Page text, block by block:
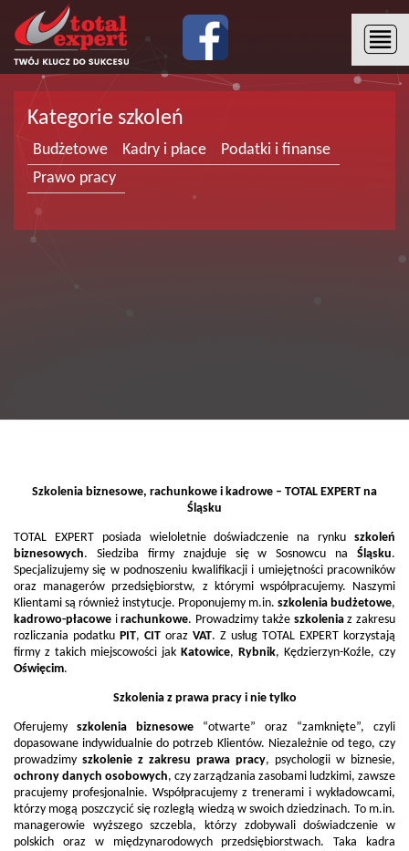
Kategorie szkoleń
Budżetowe Kadry i płace
Podatki i finanse
Prawo pracy
Szkolenia biznesowe, rachunkowe i kadrowe – TOTAL EXPERT na
Śląsku
TOTAL EXPERT posiada wieloletnie doświadczenie na rynku szkoleń
biznesowych. Siedziba firmy znajduje się w Sosnowcu na Śląsku.
Specjalizujemy się w podnoszeniu kwalifikacji i umiejętności pracowników
oraz managerów przedsiębiorstw, z którymi współpracujemy. Naszymi
Klientami są również instytucje. Proponujemy m.in. szkolenia budżetowe,
kadrowo-płacowe irachunkowe. Prowadzimy także szkoleniaz zakresu
rozliczania podatku PIT, CIT oraz VAT. Z usług TOTAL EXPERT korzystają
firmy z takich miejscowości jak Katowice, Rybnik, Kędzierzyn-Koźle, czy
Oświęcim.
Szkolenia z prawa pracy i nie tylko
Oferujemy szkolenia biznesowe “otwarte” oraz “zamknięte”, czyli
dopasowane indywidualnie do potrzeb Klientów. Niezależnie od tego, czy
prowadzimy szkolenie z zakresu prawa pracy, psychologii w biznesie,
ochrony danych osobowych, czy zarządzania zasobami ludzkimi, zawsze
pracujemy profesjonalnie. Współpracujemy z trenerami i wykładowcami,
którzy mogą poszczycić się rozległą wiedzą w swoich dziedzinach. To m.in.
managerowie wyższego szczebla, którzy zdobywali doświadczenie w
polskich oraz w międzynarodowych przedsiębiorstwach. Taka kadra